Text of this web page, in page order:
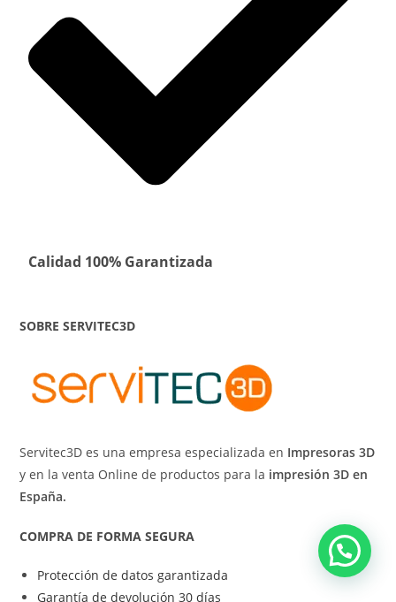
Calidad 100% Garantizada
SOBRE SERVITEC3D
Servitec3D es una empresa especializada en Impresoras 3D
y en la venta Online de productos para la impresión 3D en
España.
COMPRA DE FORMA SEGURA
Protección de datos garantizada
Garantía de devolución 30 días